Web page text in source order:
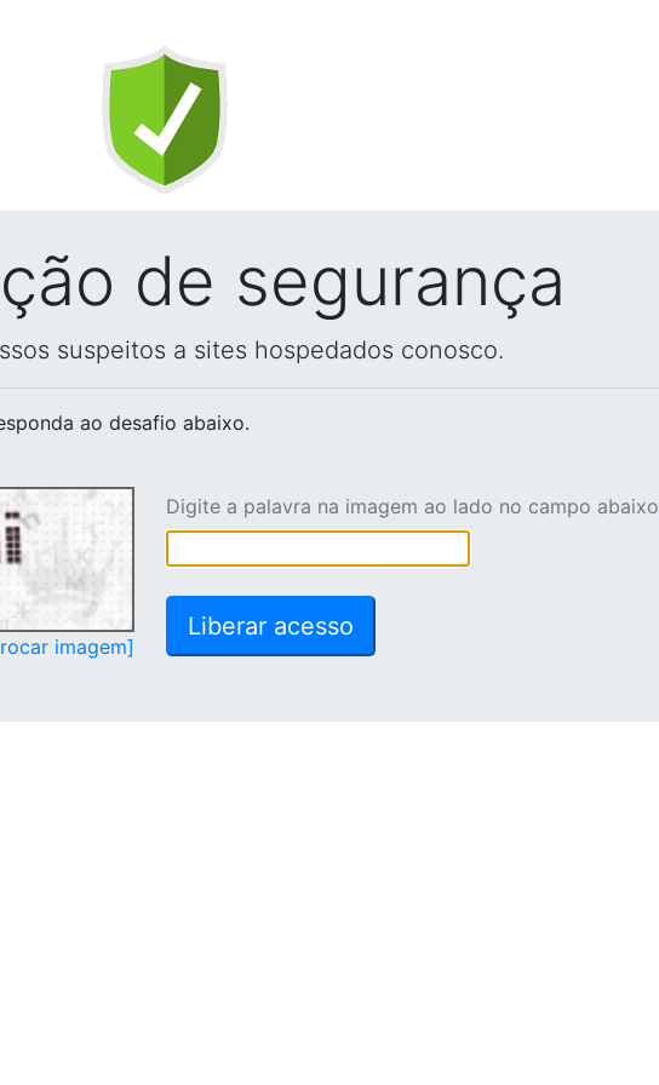
de segurança
suspeitos a sites hospedados conosco.
ao desafio abaixo.
imagem]
Digite a palavra na imagem ao lado no campo abaixo